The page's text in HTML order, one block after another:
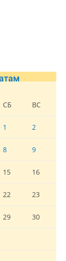
СБ ВС
1 2
8 9
15 16
22 23
29 30